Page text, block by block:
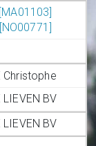
Christophe
LIEVEN BV
LIEVEN BV